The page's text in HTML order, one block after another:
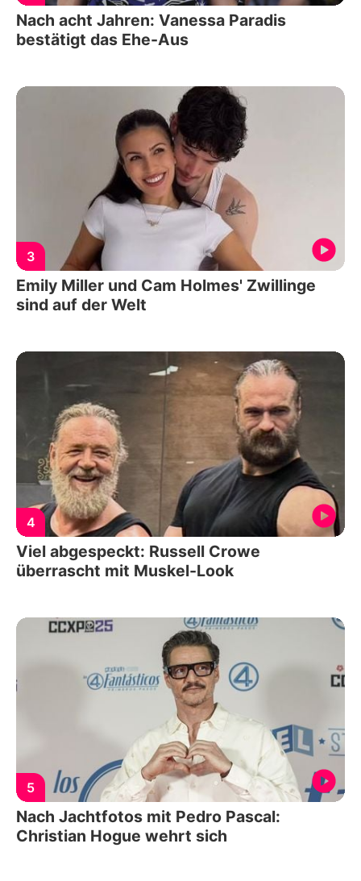
Nach acht Jahren: Vanessa Paradis
bestätigt das Ehe-Aus
3
Emily Miller und Cam Holmes' Zwillinge
sind auf der Welt
4
Viel abgespeckt: Russell Crowe
überrascht mit Muskel-Look
5
Nach Jachtfotos mit Pedro Pascal:
Christian Hogue wehrt sich